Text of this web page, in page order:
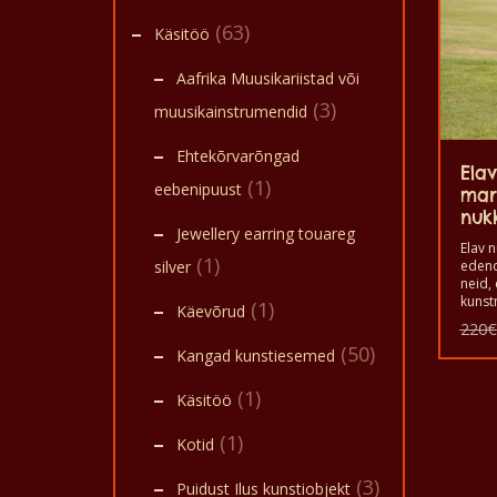
Elav
neid,
seda,
220€
Käsitöö (63)
Aafrika Muusikariistad või
muusikainstrumendid (3)
Ehtekõrvarõngad
eebenipuust (1)
Jewellery earring touareg
silver (1)
Käevõrud (1)
Kangad kunstiesemed (50)
Käsitöö (1)
Kotid (1)
Puidust Ilus kunstiobjekt (3)